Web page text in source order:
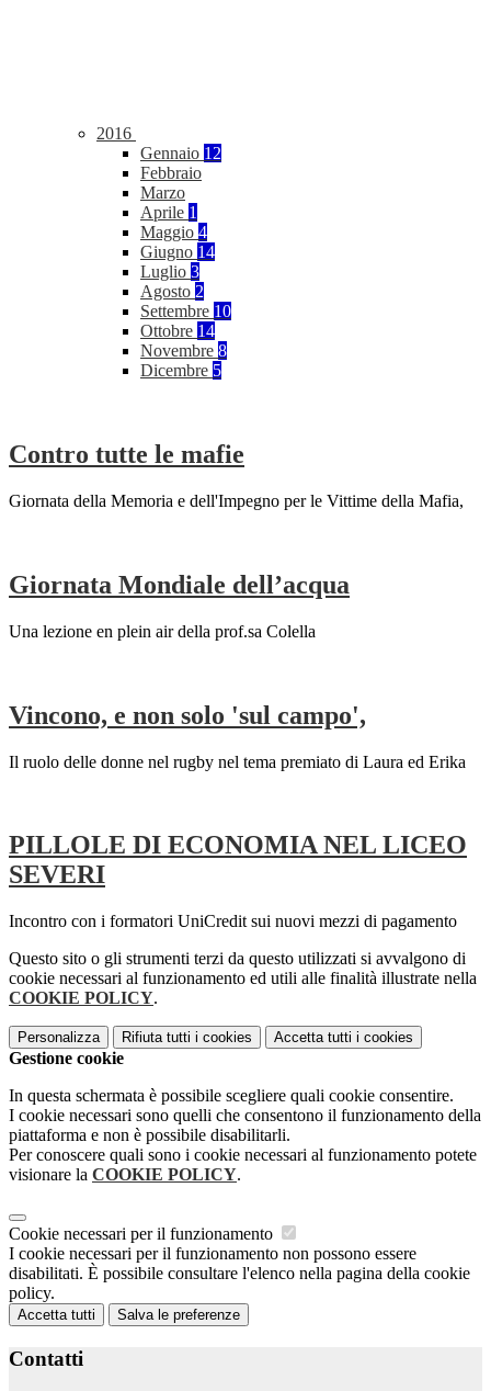
2016
Gennaio 12
Febbraio
Marzo
Aprile 1
Maggio 4
Giugno 14
Luglio 3
Agosto 2
Settembre 10
Ottobre 14
Novembre 8
Dicembre 5
Contro tutte le mafie
Giornata della Memoria e dell'Impegno per le Vittime della Mafia,
Giornata Mondiale dell’acqua
Una lezione en plein air della prof.sa Colella
Vincono, e non solo '­sul campo',
Il ruolo delle donne nel rugby nel tema premiato di Laura ed Erika
PILLOLE DI ECONOMIA NEL LICEO
SEVERI
Incontro con i formatori UniCredit sui nuovi mezzi di pagamento
Questo sito o gli strumenti terzi da questo utilizzati si avvalgono di
cookie necessari al funzionamento ed utili alle finalità illustrate nella
COOKIE POLICY.
Personalizza Rifiuta tutti i cookies Accetta tutti i cookies
Gestione cookie
In questa schermata è possibile scegliere quali cookie consentire.
I cookie necessari sono quelli che consentono il funzionamento della
piattaforma e non è possibile disabilitarli.
Per conoscere quali sono i cookie necessari al funzionamento potete
visionare la COOKIE POLICY.
Cookie necessari per il funzionamento
I cookie necessari per il funzionamento non possono essere
disabilitati. È possibile consultare l'elenco nella pagina della cookie
policy.
Accetta tutti Salva le preferenze
Contatti